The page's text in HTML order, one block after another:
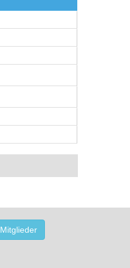
Mitglieder